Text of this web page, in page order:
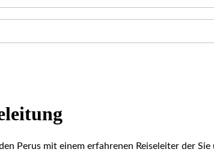
Perus mit einem erfahrenen Reiseleiter der